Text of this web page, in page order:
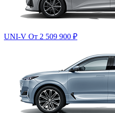
UNI-V От 2 509 900 ₽